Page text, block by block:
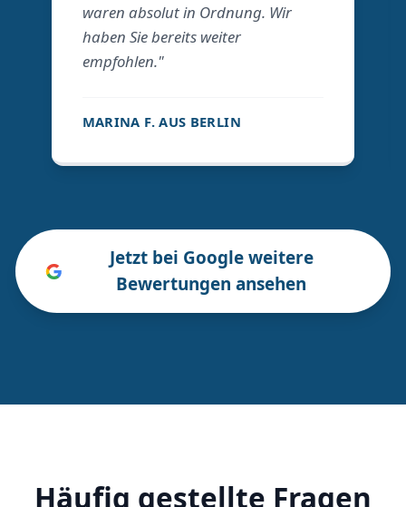
waren absolut in Ordnung. Wir
haben Sie bereits weiter
empfohlen."
MARINA F. AUS BERLIN
Jetzt bei Google weitere
Bewertungen ansehen
Häufig gestellte Fragen